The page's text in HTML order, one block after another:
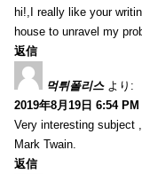
hi!,I really like your
house to unravel my
返信
먹튀폴리스 より:
2019年8月19日 6:54 PM
Very interesting subject
Mark Twain.
返信